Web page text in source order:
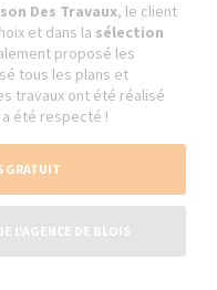
Des Travaux, le client
et dans la sélection
proposé les
tous les plans et
travaux ont été réalisé
été respecté !
GRATUIT
L'AGENCE DE BLOIS